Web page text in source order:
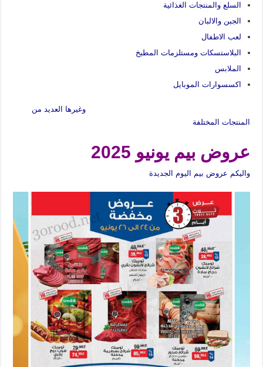
السلع والمنتجات الغذائية
الجبن والالبان
لعب الاطفال
البلاستسكات ومستلزمات المطبخ
الملابس
اكسسوارات الموبايل
وغيرها العديد من
المنتجات المختلفة
عروض بيم يونيو 2025
واليكم عروض بيم اليوم الجديدة